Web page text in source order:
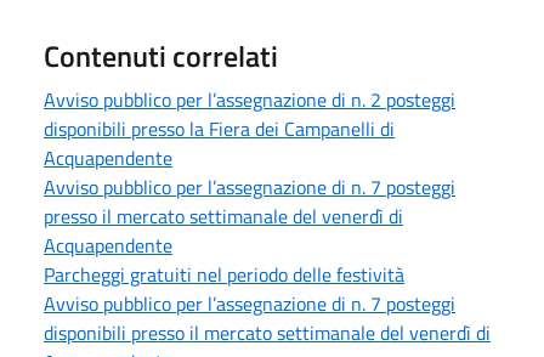
Contenuti correlati
Avviso pubblico per l’assegnazione di n. 2 posteggi
disponibili presso la Fiera dei Campanelli di
Acquapendente
Avviso pubblico per l’assegnazione di n. 7 posteggi
presso il mercato settimanale del venerdì di
Acquapendente
Parcheggi gratuiti nel periodo delle festività
Avviso pubblico per l’assegnazione di n. 7 posteggi
disponibili presso il mercato settimanale del venerdì di